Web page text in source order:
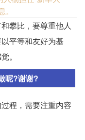
攀比，要尊重他人
平等和友好为基
。
呢?谢谢?
程，需要注重内容